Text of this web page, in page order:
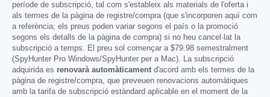
període de subscripció, tal com s'estableix als materials de l'oferta i
als termes de la pàgina de registre/compra (que s'incorporen aquí com
a referència; els preus poden variar segons el país o la promoció
segons els detalls de la pàgina de compra) si no heu cancel·lat la
subscripció a temps. El preu sol començar a $79.98 semestralment
(SpyHunter Pro Windows/SpyHunter per a Mac). La subscripció
adquirida es renovarà automàticament d'acord amb els termes de la
pàgina de registre/compra, que preveuen renovacions automàtiques
amb la tarifa de subscripció estàndard aplicable en el moment de la